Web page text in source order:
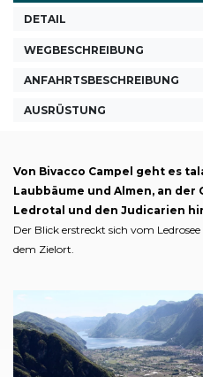
DETAIL
WEGBESCHREIBUNG
ANFAHRTSBESCHREIBUNG
AUSRÜSTUNG
Von Bivacco Campel geht es
Laubbäume und Almen, an der
Ledrotal und den Judicarien
Der Blick erstreckt sich vom
dem Zielort.